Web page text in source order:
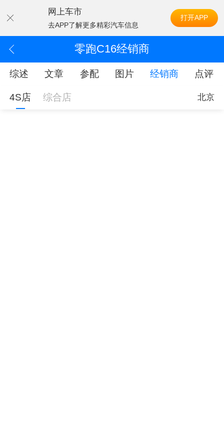
网上车市
去APP了解更多精彩汽车信息
打开APP
零跑C16经销商
综述 文章 参配 图片 经销商 点评
4S店 综合店 北京